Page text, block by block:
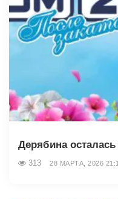
Дерябина
313 28 МАРТА, 2026